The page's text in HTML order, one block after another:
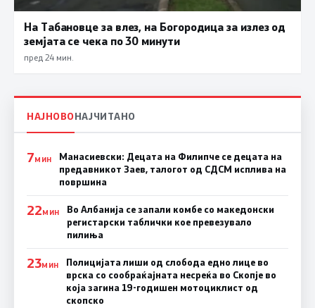
На Табановце за влез, на Богородица за излез од
земјата се чека по 30 минути
пред 24 мин.
НАЈНОВОНАЈЧИТАНО
7МИН
Манасиевски: Децата на Филипче се децата на
предавникот Заев, талогот од СДСМ исплива на
површина
22МИН
Во Албанија се запали комбе со македонски
регистарски таблички кое превезувало
пилиња
23МИН
Полицијата лиши од слобода едно лице во
врска со сообраќајната несреќа во Скопје во
која загина 19-годишен мотоциклист од
скопско